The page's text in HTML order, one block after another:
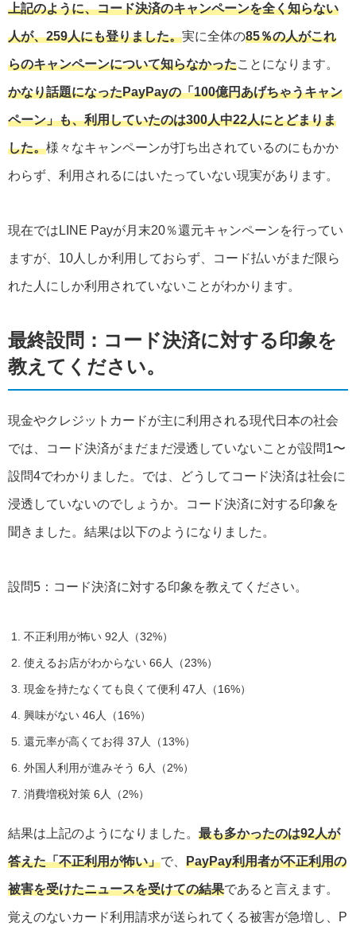
上記のように、コード決済のキャンペーンを全く知らない
人が、259人にも登りました。実に全体の85％の人がこれ
らのキャンペーンについて知らなかったことになります。
かなり話題になったPayPayの「100億円あげちゃうキャン
ペーン」も、利用していたのは300人中22人にとどまりま
した。様々なキャンペーンが打ち出されているのにもかか
わらず、利用されるにはいたっていない現実があります。
現在ではLINE Payが月末20％還元キャンペーンを行ってい
ますが、10人しか利用しておらず、コード払いがまだ限ら
れた人にしか利用されていないことがわかります。
最終設問：コード決済に対する印象を
教えてください。
現金やクレジットカードが主に利用される現代日本の社会
では、コード決済がまだまだ浸透していないことが設問1〜
設問4でわかりました。では、どうしてコード決済は社会に
浸透していないのでしょうか。コード決済に対する印象を
聞きました。結果は以下のようになりました。
設問5：コード決済に対する印象を教えてください。
不正利用が怖い 92人（32%）
使えるお店がわからない 66人（23%）
現金を持たなくても良くて便利 47人（16%）
興味がない 46人（16%）
還元率が高くてお得 37人（13%）
外国人利用が進みそう 6人（2%）
消費増税対策 6人（2%）
結果は上記のようになりました。 最も多かったのは92人が
答えた「不正利用が怖い」で、 PayPay利用者が不正利用の
被害を受けたニュースを受けての結果であると言えます。
覚えのないカード利用請求が送られてくる被害が急増し、P